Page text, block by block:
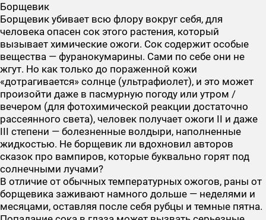
Борщевик
Борщевик убивает всю флору вокруг себя, для
человека опасен сок этого растения, который
вызывает химические ожоги. Сок содержит особые
вещества — фуранокумарины. Сами по себе они не
жгут. Но как только до пораженной кожи
«дотрагивается» солнце (ультрафиолет), и это может
произойти даже в пасмурную погоду или утром /
вечером (для фотохимической реакции достаточно
рассеянного света), человек получает ожоги II и даже
III степени — болезненные волдыри, наполненные
жидкостью. Не борщевик ли вдохновил авторов
сказок про вампиров, которые буквально горят под
солнечными лучами?
В отличие от обычных температурных ожогов, раны от
борщевика заживают намного дольше — неделями и
месяцами, оставляя после себя рубцы и темные пятна.